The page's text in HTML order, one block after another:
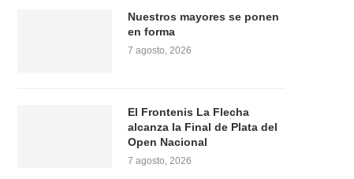
Nuestros mayores se ponen
en forma
7 agosto, 2026
El Frontenis La Flecha
alcanza la Final de Plata del
Open Nacional
7 agosto, 2026